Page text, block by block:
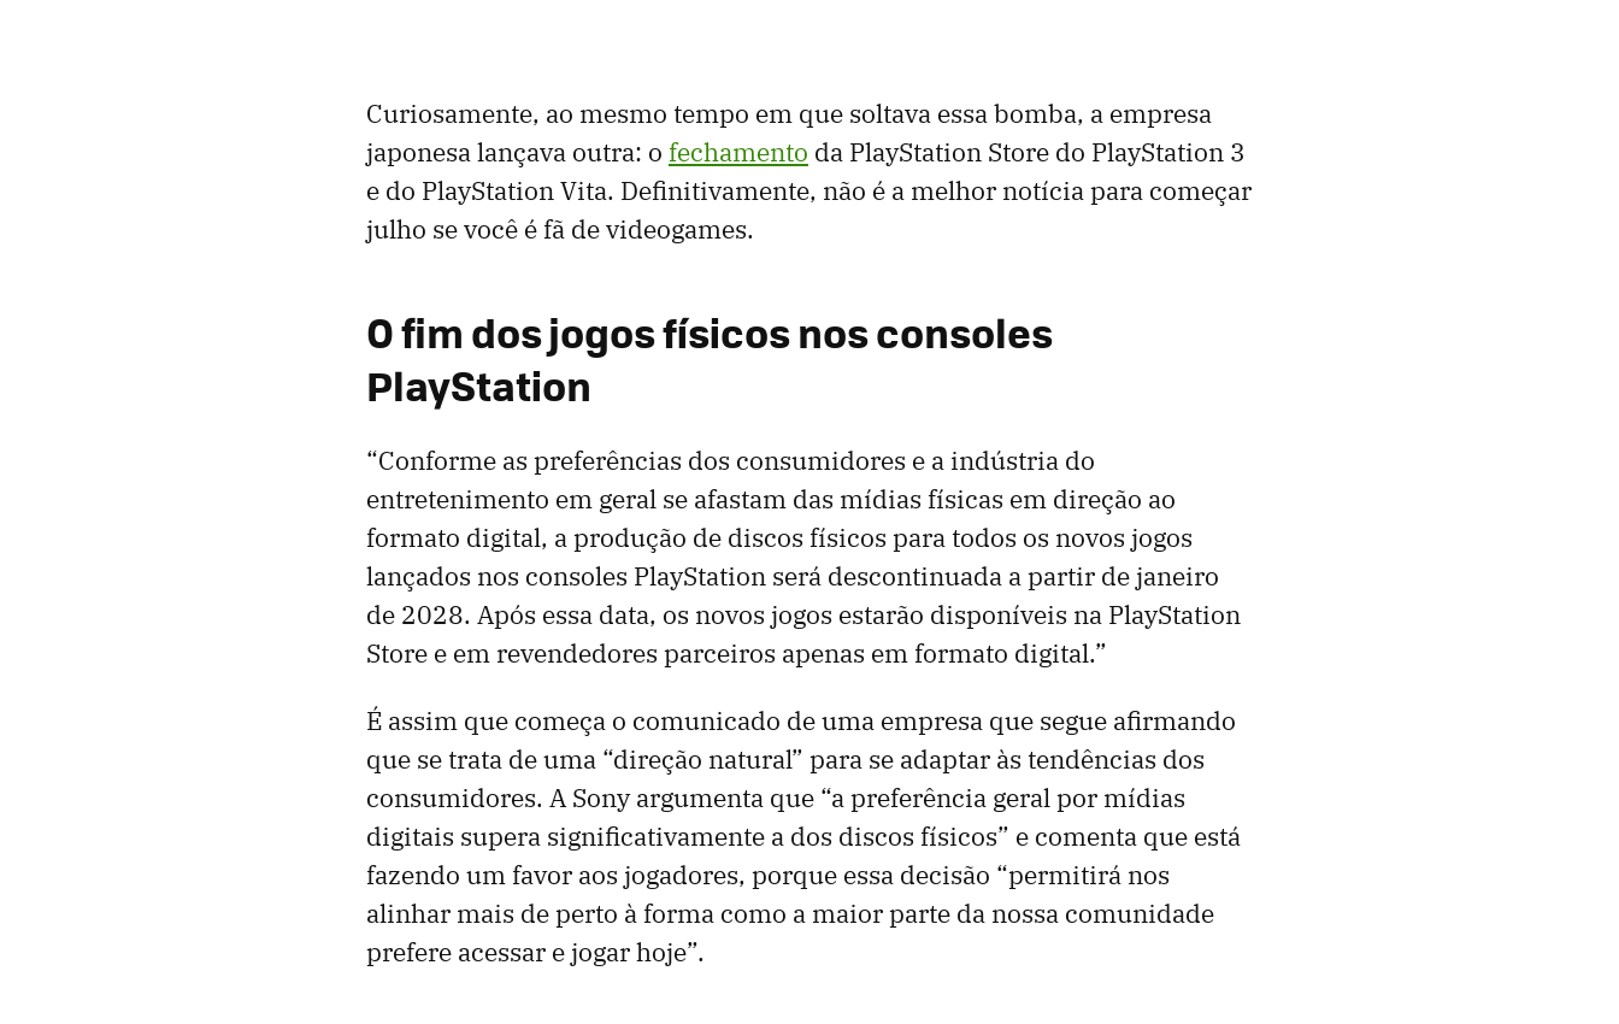
Curiosamente, ao mesmo tempo em que soltava essa bomba, a empresa
japonesa lançava outra: o fechamento da PlayStation Store do PlayStation 3
e do PlayStation Vita. Definitivamente, não é a melhor notícia para começar
julho se você é fã de videogames.
O fim dos jogos físicos nos consoles
PlayStation
“Conforme as preferências dos consumidores e a indústria do
entretenimento em geral se afastam das mídias físicas em direção ao
formato digital, a produção de discos físicos para todos os novos jogos
lançados nos consoles PlayStation será descontinuada a partir de janeiro
de 2028. Após essa data, os novos jogos estarão disponíveis na PlayStation
Store e em revendedores parceiros apenas em formato digital.”
É assim que começa o comunicado de uma empresa que segue afirmando
que se trata de uma “direção natural” para se adaptar às tendências dos
consumidores. A Sony argumenta que “a preferência geral por mídias
digitais supera significativamente a dos discos físicos” e comenta que está
fazendo um favor aos jogadores, porque essa decisão “permitirá nos
alinhar mais de perto à forma como a maior parte da nossa comunidade
prefere acessar e jogar hoje”.